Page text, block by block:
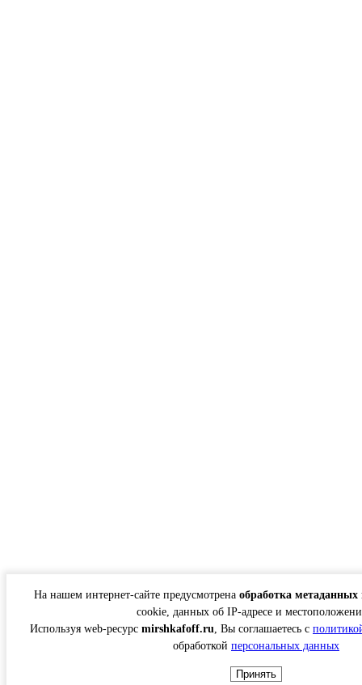
На нашем интернет-сайте предусмотрена обработка метаданных
cookie, данных об IP-адресе и
Используя web-ресурс mirshkafoff.ru, Вы соглашаетесь с
обработкой персональных данных
Принять